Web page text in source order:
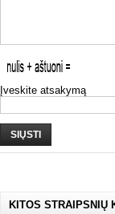
Įveskite atsakymą
SIŲSTI
KITOS STRAIPSNIŲ